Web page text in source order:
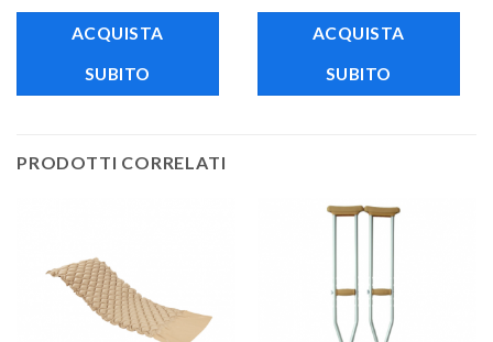
ACQUISTA
SUBITO
ACQUISTA
SUBITO
PRODOTTI CORRELATI